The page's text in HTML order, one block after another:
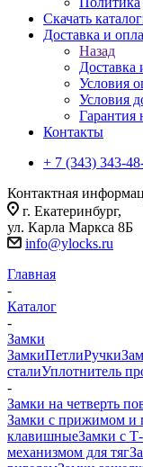
Скачать
Доставка и
Назад
Доставка
Условия
Условия
Гарантия
Контакты
+ 7 (343) 343-
Контактная
г. Екатеринбург,
ул. Карла Маркса 8Б
info@ylocks.ru
Главная
-
Каталог
-
Замки
ЗамкиПетлиРучки
сталиУплотнитель
-
Замки на четверть
Замки с прижимом и
клавишныеЗамки с
механизмом для тяг